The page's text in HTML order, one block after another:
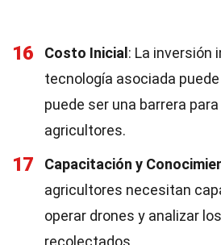
16 Costo Inicial : La inversión
tecnología asociada
puede ser una barrera
agricultores.
17 Capacitación y
agricultores necesitan
operar drones y analizar
recolectados.